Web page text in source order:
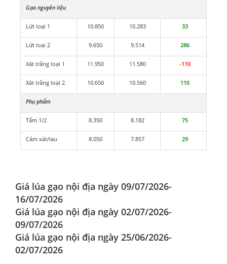
Gạo nguyên liệu
Lứt loại 1 10.850 10.283 33
Lứt loại 2 9.650 9.514 286
Xát trắng loại 1 11.950 11.580 -110
Xát trắng loại 2 10.650 10.560 110
Phụ phẩm
Tấm 1/2 8.350 8.182 75
Cám xát/lau 8.050 7.857 29
Giá lúa gạo nội địa ngày 09/07/2026-
16/07/2026
Giá lúa gạo nội địa ngày 02/07/2026-
09/07/2026
Giá lúa gạo nội địa ngày 25/06/2026-
02/07/2026